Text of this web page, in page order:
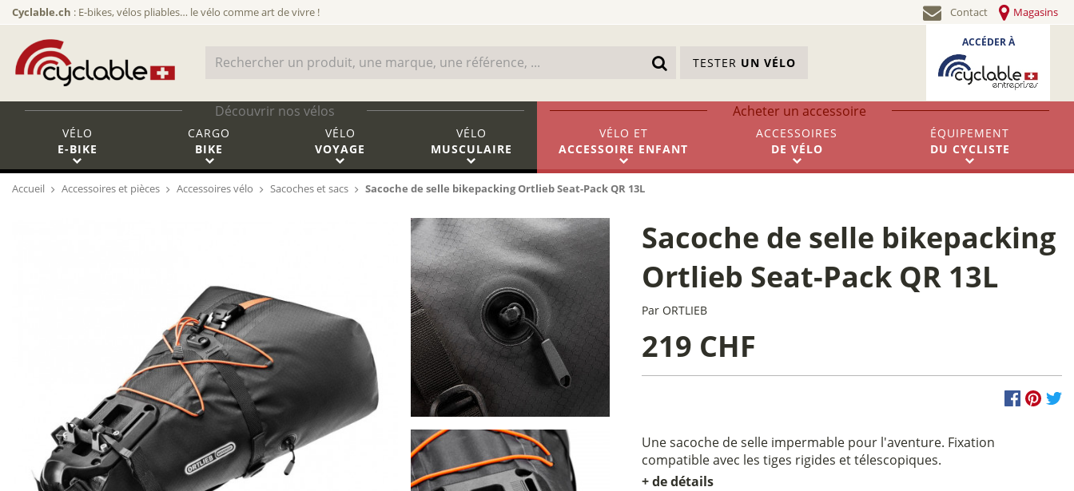
Cyclable.ch : E-bikes, vélos pliables… le vélo comme art de vivre ! Contact Magasins
TESTER UN VÉLO
ACCÉDER À
Découvrir nos vélos Acheter un accessoire
VÉLO
E-BIKE
CARGO
BIKE
VÉLO
VOYAGE
VÉLO
MUSCULAIRE
VÉLO ET
ACCESSOIRE ENFANT
ACCESSOIRES
DE VÉLO
ÉQUIPEMENT
DU CYCLISTE
Accueil Accessoires et pièces Accessoires vélo Sacoches et sacs Sacoche de selle bikepacking Ortlieb Seat-Pack QR 13L
Sacoche de selle bikepacking
Ortlieb Seat-Pack QR 13L
ParORTLIEB
219 CHF
Une sacoche de selle impermable pour l'aventure. Fixation
compatible avec les tiges rigides et télescopiques.
+ de détails